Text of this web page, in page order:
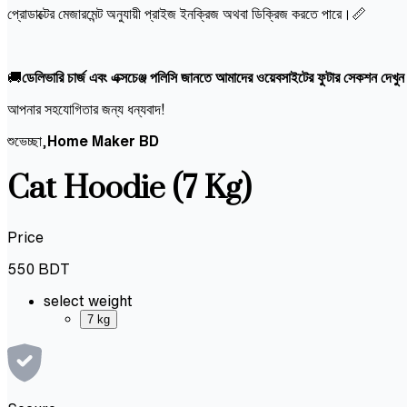
প্রোডাক্টের মেজারমেন্ট অনুযায়ী প্রাইজ ইনক্রিজ অথবা ডিক্রিজ করতে পারে।📏
🚚ডেলিভারি চার্জ এবং এক্সচেঞ্জ পলিসি জানতে আমাদের ওয়েবসাইটের ফুটার সেকশন
আপনার সহযোগিতার জন্য ধন্যবাদ!
শুভেচ্ছা, Home Maker BD
Cat Hoodie (7 Kg)
Price
550 BDT
select weight
7 kg